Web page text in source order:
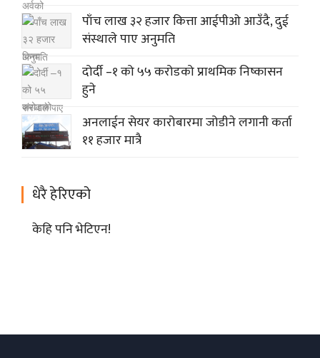
पाँच लाख ३२ हजार कित्ता आईपीओ आउँदै, दुई
संस्थाले पाए अनुमति
दोर्दी –१ को ५५ करोडको प्राथमिक निष्कासन
हुने
अनलाईन सेयर कारोबारमा जोडीने लगानी कर्ता
११ हजार मात्रै
धेरै हेरिएको
केहि पनि भेटिएन!